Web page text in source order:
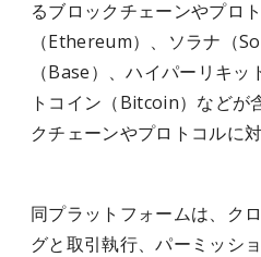
るブロックチェーンやプロ
（Ethereum）、ソラナ（
（Base）、ハイパーリキ
トコイン（Bitcoin）などが
クチェーンやプロトコルに
同プラットフォームは、ク
グと取引執行、パーミッシ